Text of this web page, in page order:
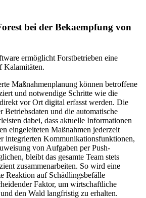
bei der Bekaempfung von
ermöglicht Forstbetrieben eine
Kalamitäten.
Maßnahmenplanung können betroffene
und notwendige Schritte wie die
vor Ort digital erfasst werden. Die
Betriebsdaten und die automatische
dabei, dass aktuelle Informationen
eingeleiteten Maßnahmen jederzeit
integrierten Kommunikationsfunktionen,
von Aufgaben per Push-
bleibt das gesamte Team stets
zusammenarbeiten. So wird eine
Reaktion auf Schädlingsbefälle
Faktor, um wirtschaftliche
den Wald langfristig zu erhalten.